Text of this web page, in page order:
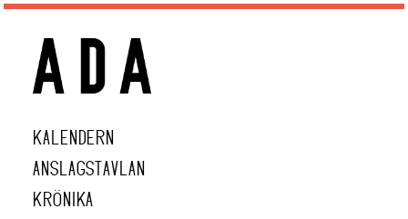
KALENDERN
ANSLAGSTAVLAN
KRÖNIKA